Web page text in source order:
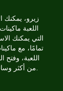
زيرو، يمكنك
اللعبة
التي يمكنك
تمامًا، مع
اللعبة،